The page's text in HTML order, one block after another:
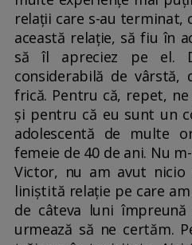
relații care s-au terminat,
această relație, să fiu în
să îl apreciez pe el.
considerabilă de
frică. Pentru că, repet,
și pentru că eu sunt un
adolescentă de multe
femeie de 40 de ani. Nu
Victor, nu am avut nicio
liniștită relație pe care
de câteva luni
urmează să ne certăm.